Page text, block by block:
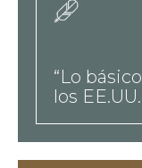
a-
taxonomy-
term-
“Lo
los EE.UU.